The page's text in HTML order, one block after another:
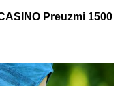
Preuzmi 1500